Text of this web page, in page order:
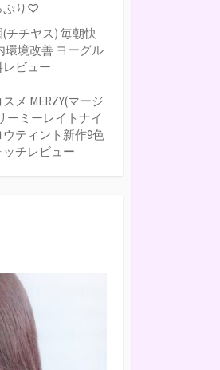
ぷり♡
チチヤス) 毎朝快
環境改善 ヨーグル
レビュー
メ MERZY(マージ
ーミーレイトナイ
ウティント新作9色
ッチレビュー